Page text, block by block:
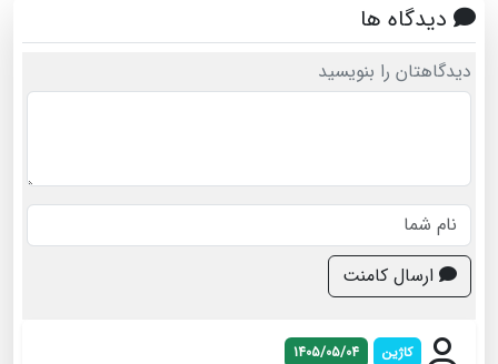
دیدگاه ها
دیدگاهتان را بنویسید
ارسال کامنت
کاژین 1405/05/04